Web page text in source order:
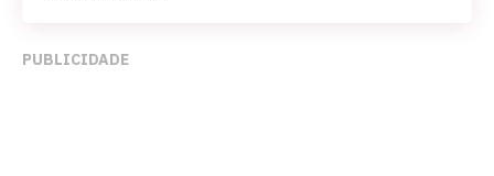
PUBLICIDADE